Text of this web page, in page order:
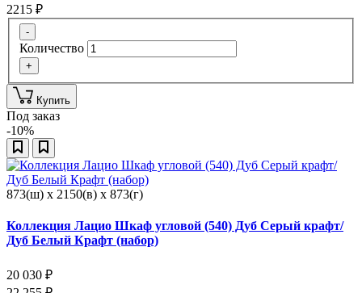
2215 ₽
-
Количество
+
Купить
Под заказ
-10%
873(ш) x 2150(в) x 873(г)
Коллекция Лацио Шкаф угловой (540) Дуб Серый крафт/
Дуб Белый Крафт (набор)
20 030 ₽